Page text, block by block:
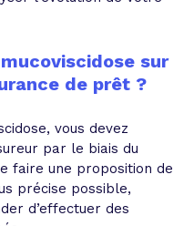
sur
de prêt ?
vous devez
par le biais du
faire une proposition de
précise possible,
d’effectuer des